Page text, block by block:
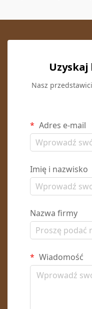
Uzyskaj
Nasz
Adres e-mail
Imię i nazwisko
Nazwa firmy
Wiadomość